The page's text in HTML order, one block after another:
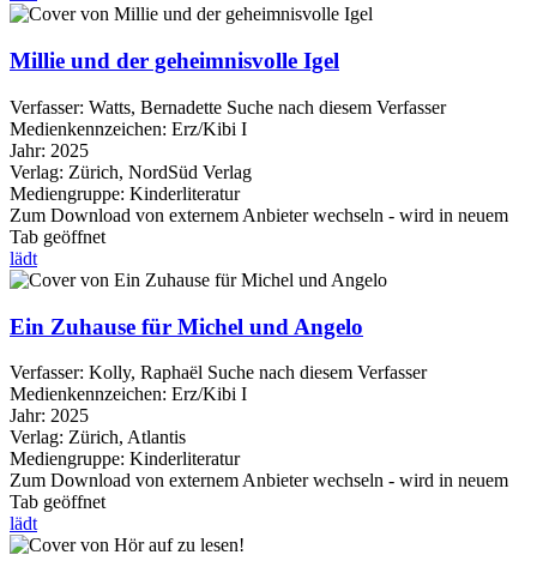
Millie und der geheimnisvolle Igel
Verfasser: Watts, Bernadette Suche nach diesem Verfasser
Medienkennzeichen: Erz/Kibi I
Jahr: 2025
Verlag: Zürich, NordSüd Verlag
Mediengruppe: Kinderliteratur
Zum Download von externem Anbieter wechseln - wird in neuem
Tab geöffnet
lädt
Ein Zuhause für Michel und Angelo
Verfasser: Kolly, Raphaël Suche nach diesem Verfasser
Medienkennzeichen: Erz/Kibi I
Jahr: 2025
Verlag: Zürich, Atlantis
Mediengruppe: Kinderliteratur
Zum Download von externem Anbieter wechseln - wird in neuem
Tab geöffnet
lädt